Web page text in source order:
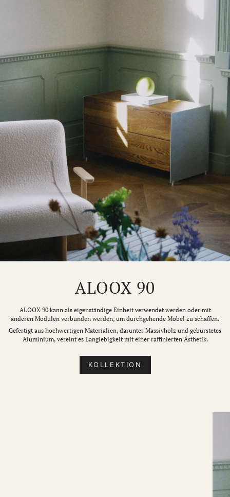
ALOOX 90
ALOOX 90 kann als eigenständige Einheit verwendet werden oder mit
anderen Modulen verbunden werden, um durchgehende Möbel zu schaffen.
Gefertigt aus hochwertigen Materialien, darunter Massivholz und gebürstetes
Aluminium, vereint es Langlebigkeit mit einer raffinierten Ästhetik.
KOLLEKTION